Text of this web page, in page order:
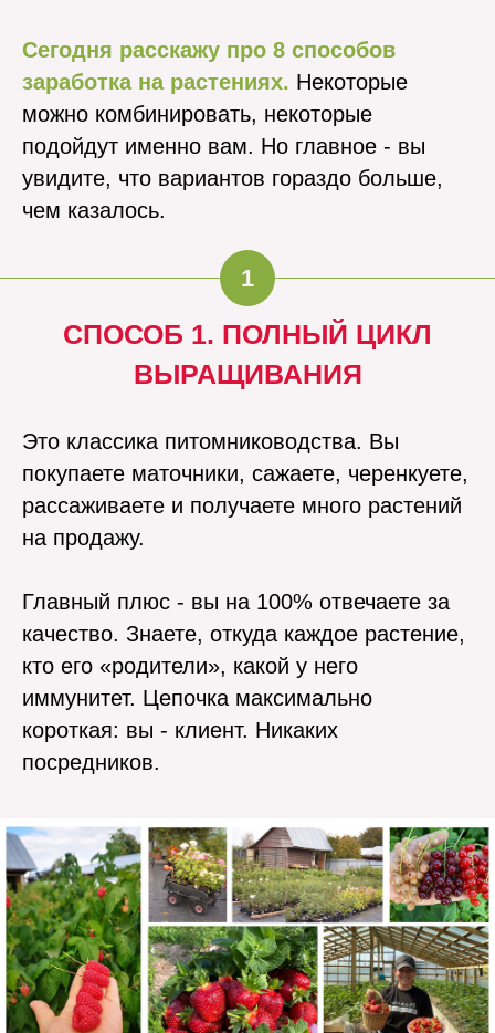
Сегодня расскажу про 8 способов
заработка на растениях. Некоторые
можно комбинировать, некоторые
подойдут именно вам. Но главное - вы
увидите, что вариантов гораздо больше,
чем казалось.
1
СПОСОБ 1. ПОЛНЫЙ ЦИКЛ
ВЫРАЩИВАНИЯ
Это классика питомниководства. Вы
покупаете маточники, сажаете, черенкуете,
рассаживаете и получаете много растений
на продажу.
Главный плюс - вы на 100% отвечаете за
качество. Знаете, откуда каждое растение,
кто его «родители», какой у него
иммунитет. Цепочка максимально
короткая: вы - клиент. Никаких
посредников.